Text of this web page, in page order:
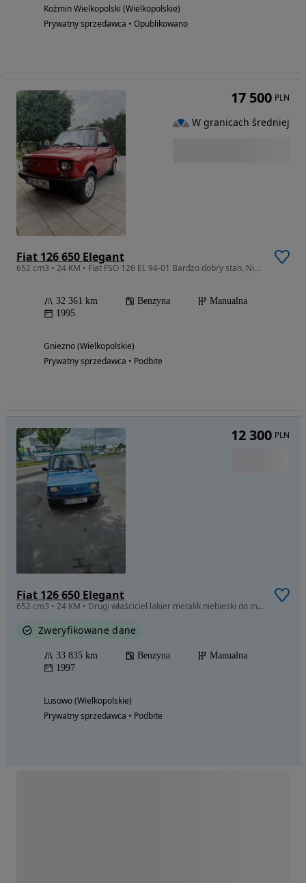
Koźmin Wielkopolski (Wielkopolskie)
Prywatny sprzedawca • Opublikowano
Fiat 126 650 Elegant
652 cm3 • 24 KM • Fiat FSO 126 EL 94-01 Bardzo dobry stan. Niski przebieg!
32 361 km Benzyna
Manualna
1995
Gniezno (Wielkopolskie)
Prywatny sprzedawca • Podbite
17 500 PLN
W granicach średniej
Fiat 126 650 Elegant
652 cm3 • 24 KM • Drugi właściciel lakier metalik niebieski do małych poprawek
Zweryfikowane dane
33 835 km Benzyna
Manualna
1997
Lusowo (Wielkopolskie)
Prywatny sprzedawca • Podbite
12 300 PLN